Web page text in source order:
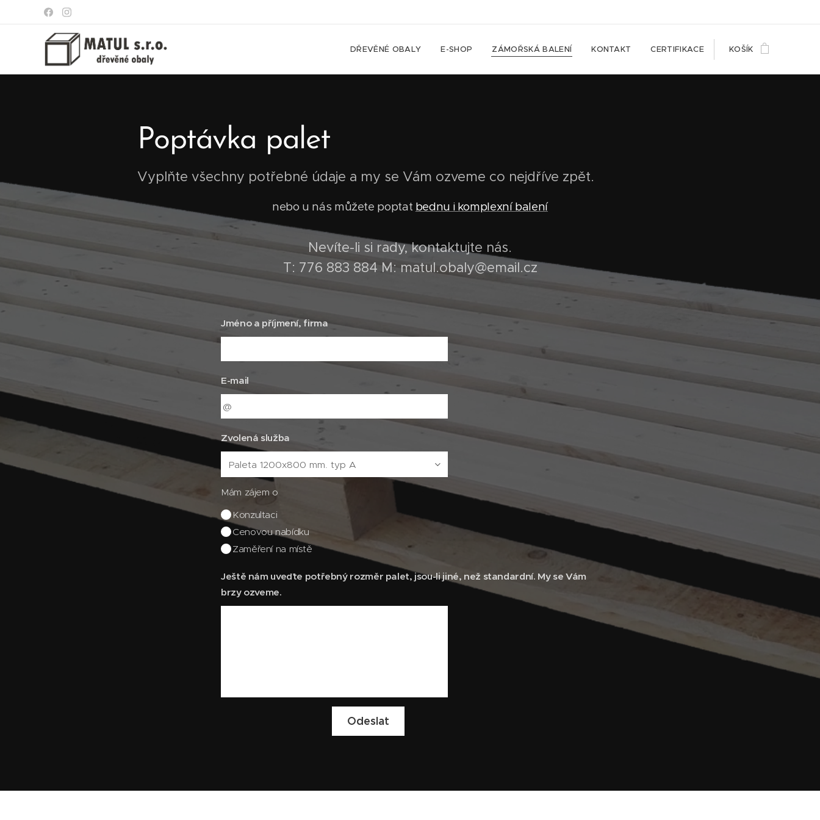
DŘEVĚNÉ OBALY E-SHOP ZÁMOŘSKÁ BALENÍ KONTAKT CERTIFIKACE KOŠÍK
Poptávka palet
Vyplňte všechny potřebné údaje a my se Vám ozveme co nejdříve zpět.
nebo u nás můžete poptat bednu i komplexní balení
Nevíte-li si rady, kontaktujte nás.
T: 776 883 884 M: matul.obaly@email.cz
Jméno a příjmení, firma
E-mail
Zvolená služba
Mám zájem o
Konzultaci
Cenovou nabídku
Zaměření na místě
Ještě nám uveďte potřebný rozměr palet, jsou-li jiné, než standardní. My se Vám
brzy ozveme.
Odeslat